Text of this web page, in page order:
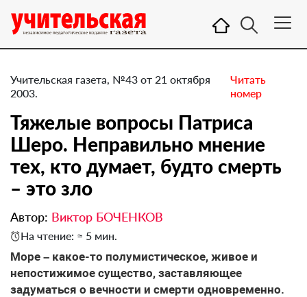
Учительская газета, №43 от 21 октября
2003.
Читать
номер
Тяжелые вопросы Патриса
Шеро. Неправильно мнение
тех, кто думает, будто смерть
– это зло
Автор: Виктор БОЧЕНКОВ
На чтение: ≈ 5 мин.
Море – какое-то полумистическое, живое и
непостижимое существо, заставляющее
задуматься о вечности и смерти одновременно.